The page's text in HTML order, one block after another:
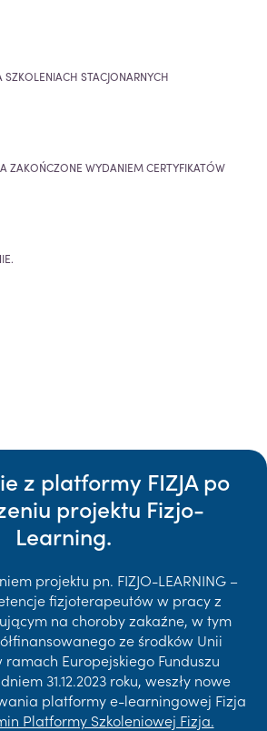
SZKOLENIACH STACJONARNYCH
ZAKOŃCZONE WYDANIEM CERTYFIKATÓW
z platformy FIZJA po
projektu Fizjo-
Learning.
projektu pn. FIZJO-LEARNING –
fizjoterapeutów w pracy z
na choroby zakaźne, w tym
ze środków Unii
ramach Europejskiego Funduszu
31.12.2023 roku, weszły nowe
platformy e-learningowej Fizja
Platformy Szkoleniowej Fizja.